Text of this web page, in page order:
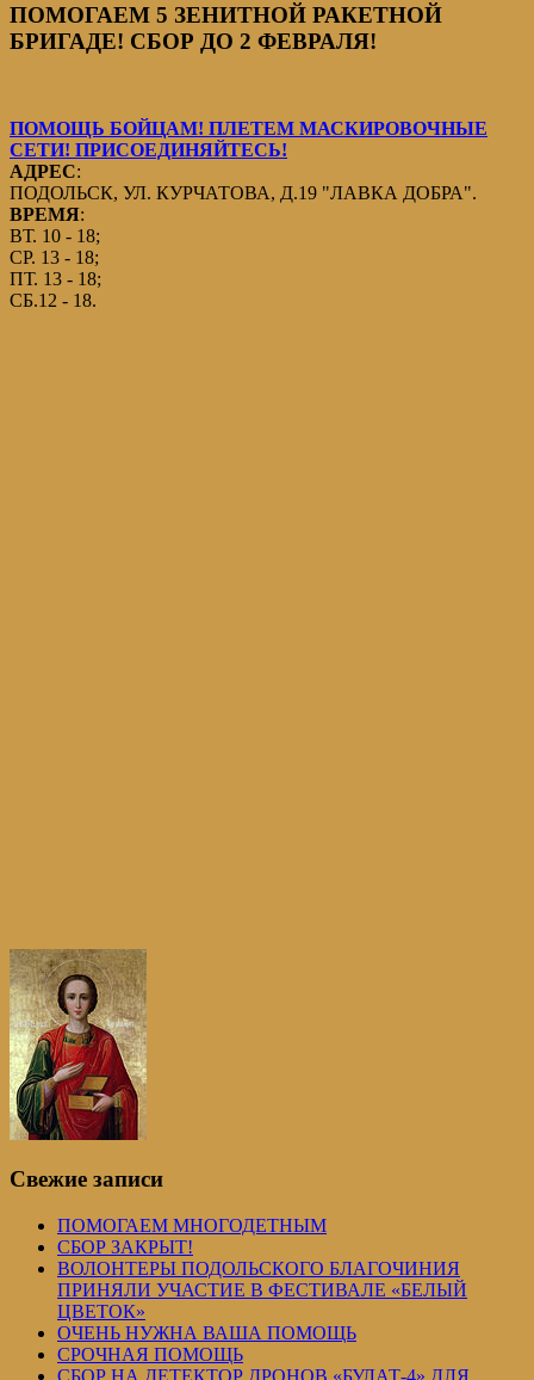
ПОМОГАЕМ 5 ЗЕНИТНОЙ РАКЕТНОЙ
БРИГАДЕ! СБОР ДО 2 ФЕВРАЛЯ!
ПОМОЩЬ БОЙЦАМ! ПЛЕТЕМ МАСКИРОВОЧНЫЕ
СЕТИ! ПРИСОЕДИНЯЙТЕСЬ!
АДРЕС:
ПОДОЛЬСК, УЛ. КУРЧАТОВА, Д.19 "ЛАВКА ДОБРА".
ВРЕМЯ:
ВТ. 10 - 18;
СР. 13 - 18;
ПТ. 13 - 18;
СБ.12 - 18.
Свежие записи
ПОМОГАЕМ МНОГОДЕТНЫМ
СБОР ЗАКРЫТ!
ВОЛОНТЕРЫ ПОДОЛЬСКОГО БЛАГОЧИНИЯ
ПРИНЯЛИ УЧАСТИЕ В ФЕСТИВАЛЕ «БЕЛЫЙ
ЦВЕТОК»
ОЧЕНЬ НУЖНА ВАША ПОМОЩЬ
СРОЧНАЯ ПОМОЩЬ
СБОР НА ДЕТЕКТОР ДРОНОВ «БУЛАТ-4» ДЛЯ